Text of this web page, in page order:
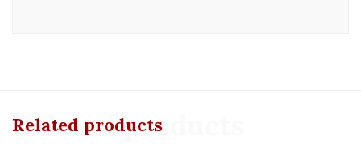
Related products
Related products